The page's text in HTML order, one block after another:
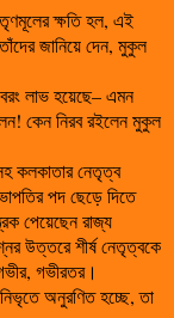
তৃণমূলের ক্ষতি হল, এই
জানিয়ে দেন, মুকুল
লাভ হয়েছে– এমন
কেন নিরব রইলেন মুকুল
কলকাতার নেতৃত্ব
পদ ছেড়ে দিতে
পেয়েছেন রাজ্য
উত্তরে শীর্ষ নেতৃত্বকে
গভীরতর।
নিভৃতে অনুরণিত হচ্ছে, তা